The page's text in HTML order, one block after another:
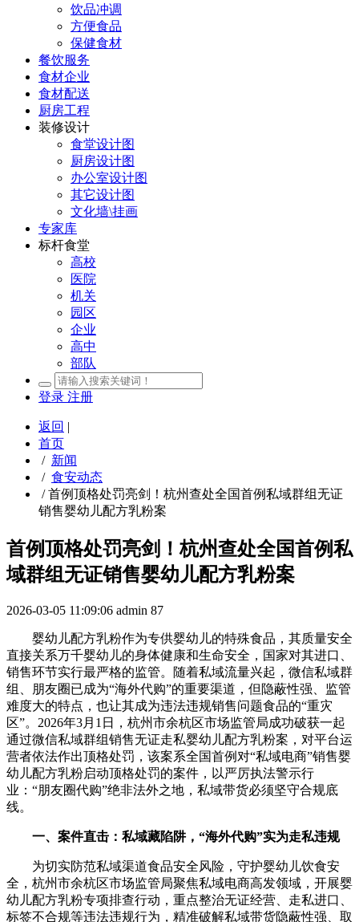
饮品冲调
方便食品
保健食材
餐饮服务
食材企业
食材配送
厨房工程
装修设计
食堂设计图
厨房设计图
办公室设计图
其它设计图
文化墙\挂画
专家库
标杆食堂
高校
医院
机关
园区
企业
高中
部队
登录 注册
返回 |
首页
/ 新闻
/ 食安动态
/首例顶格处罚亮剑！杭州查处全国首例私域群组无证
销售婴幼儿配方乳粉案
首例顶格处罚亮剑！杭州查处全国首例私
域群组无证销售婴幼儿配方乳粉案
2026-03-05 11:09:06 admin 87
婴幼儿配方乳粉作为专供婴幼儿的特殊食品，其质量安全
直接关系万千婴幼儿的身体健康和生命安全，国家对其进口、
销售环节实行最严格的监管。随着私域流量兴起，微信私域群
组、朋友圈已成为“海外代购”的重要渠道，但隐蔽性强、监管
难度大的特点，也让其成为违法违规销售问题食品的“重灾
区”。2026年3月1日，杭州市余杭区市场监管局成功破获一起
通过微信私域群组销售无证走私婴幼儿配方乳粉案，对平台运
营者依法作出顶格处罚，该案系全国首例对“私域电商”销售婴
幼儿配方乳粉启动顶格处罚的案件，以严厉执法警示行
业：“朋友圈代购”绝非法外之地，私域带货必须坚守合规底
线。
一、案件直击：私域藏陷阱，“海外代购”实为走私违规
为切实防范私域渠道食品安全风险，守护婴幼儿饮食安
全，杭州市余杭区市场监管局聚焦私域电商高发领域，开展婴
幼儿配方乳粉专项排查行动，重点整治无证经营、走私进口、
标签不合规等违法违规行为，精准破解私域带货隐蔽性强、取